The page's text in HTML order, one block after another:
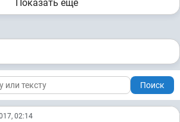
Показать ещё
Поиск
02:14